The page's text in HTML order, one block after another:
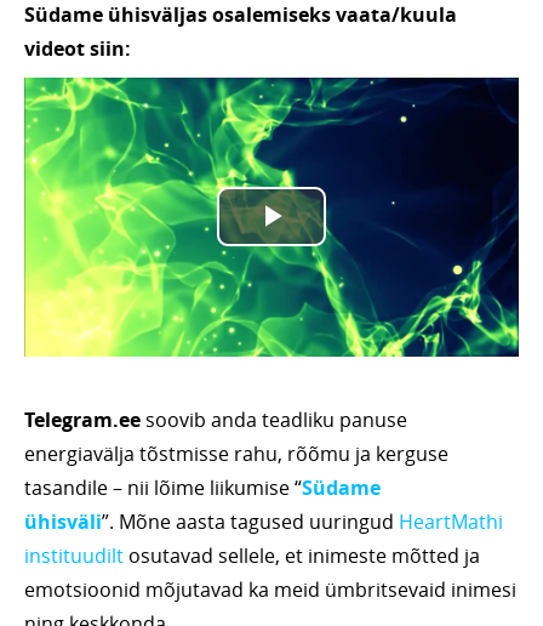
Südame ühisväljas osalemiseks vaata/kuula
videot siin:
Telegram.eesoovib anda teadliku panuse
energiavälja tõstmisse rahu, rõõmu ja kerguse
tasandile – nii lõime liikumise “Südame
ühisväli”. Mõne aasta tagused uuringud HeartMathi
instituudilt osutavad sellele, et inimeste mõtted ja
emotsioonid mõjutavad ka meid ümbritsevaid inimesi